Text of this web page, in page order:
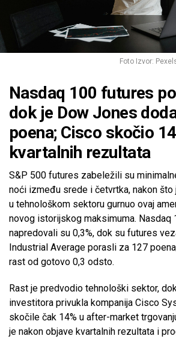
Foto Izvor:
Nasdaq 100 futures
dok je Dow Jones
poena; Cisco skočio
kvartalnih rezultata
S&P 500 futures zabeležili su
noći između srede i četvrtka, nakon što
u tehnološkom sektoru gurnuo ovaj
novog istorijskog maksimuma. Nasdaq
napredovali su 0,3%, dok su futures
Industrial Average porasli za 127
rast od gotovo 0,3 odsto.
Rast je predvodio tehnološki sektor,
investitora privukla kompanija Cisco
skočile čak 14% u after-market
je nakon objave kvartalnih rezultata i